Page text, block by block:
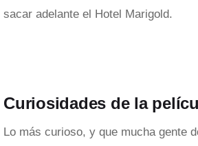
sacar adelante el Hotel Marigold.
Curiosidades de la
Lo más curioso, y que mucha gente